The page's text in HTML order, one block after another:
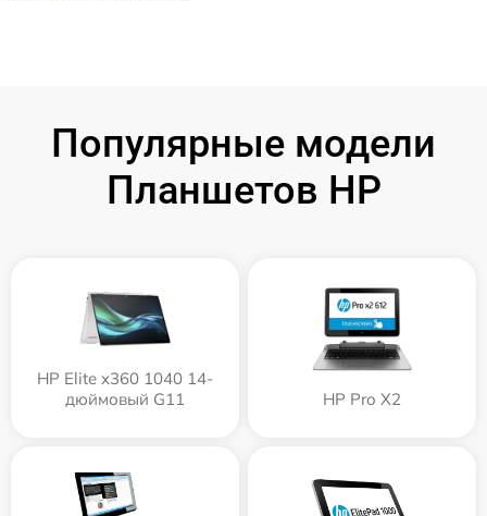
Популярные модели
Планшетов HP
HP Elite x360 1040 14-
дюймовый G11
HP Pro X2